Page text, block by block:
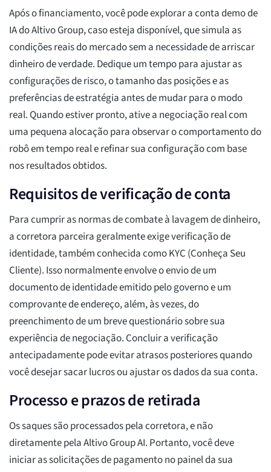
Após o financiamento, você pode explorar a conta demo de
IA do Altivo Group, caso esteja disponível, que simula as
condições reais do mercado sem a necessidade de arriscar
dinheiro de verdade. Dedique um tempo para ajustar as
configurações de risco, o tamanho das posições e as
preferências de estratégia antes de mudar para o modo
real. Quando estiver pronto, ative a negociação real com
uma pequena alocação para observar o comportamento do
robô em tempo real e refinar sua configuração com base
nos resultados obtidos.
Requisitos de verificação de conta
Para cumprir as normas de combate à lavagem de dinheiro,
a corretora parceira geralmente exige verificação de
identidade, também conhecida como KYC (Conheça Seu
Cliente). Isso normalmente envolve o envio de um
documento de identidade emitido pelo governo e um
comprovante de endereço, além, às vezes, do
preenchimento de um breve questionário sobre sua
experiência de negociação. Concluir a verificação
antecipadamente pode evitar atrasos posteriores quando
você desejar sacar lucros ou ajustar os dados da sua conta.
Processo e prazos de retirada
Os saques são processados pela corretora, e não
diretamente pela Altivo Group AI. Portanto, você deve
iniciar as solicitações de pagamento no painel da sua